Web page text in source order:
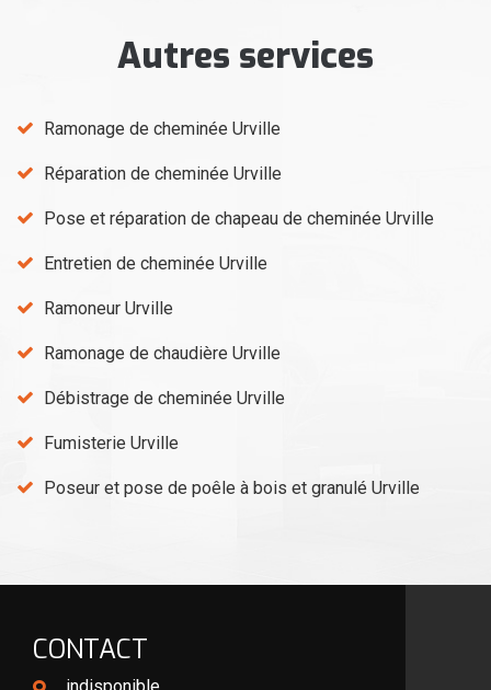
Autres services
Ramonage de cheminée Urville
Réparation de cheminée Urville
Pose et réparation de chapeau de cheminée Urville
Entretien de cheminée Urville
Ramoneur Urville
Ramonage de chaudière Urville
Débistrage de cheminée Urville
Fumisterie Urville
Poseur et pose de poêle à bois et granulé Urville
CONTACT